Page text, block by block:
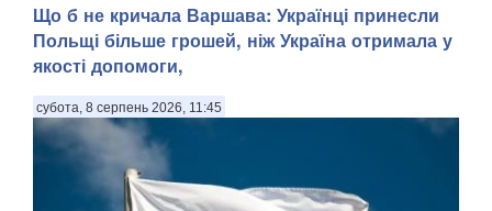
Що б не кричала Варшава: Українці принесли
Польщі більше грошей, ніж Україна отримала у
якості допомоги,
субота, 8 серпень 2026, 11:45